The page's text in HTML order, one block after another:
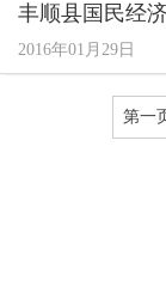
丰顺县国民经
2016年01月29日
第一